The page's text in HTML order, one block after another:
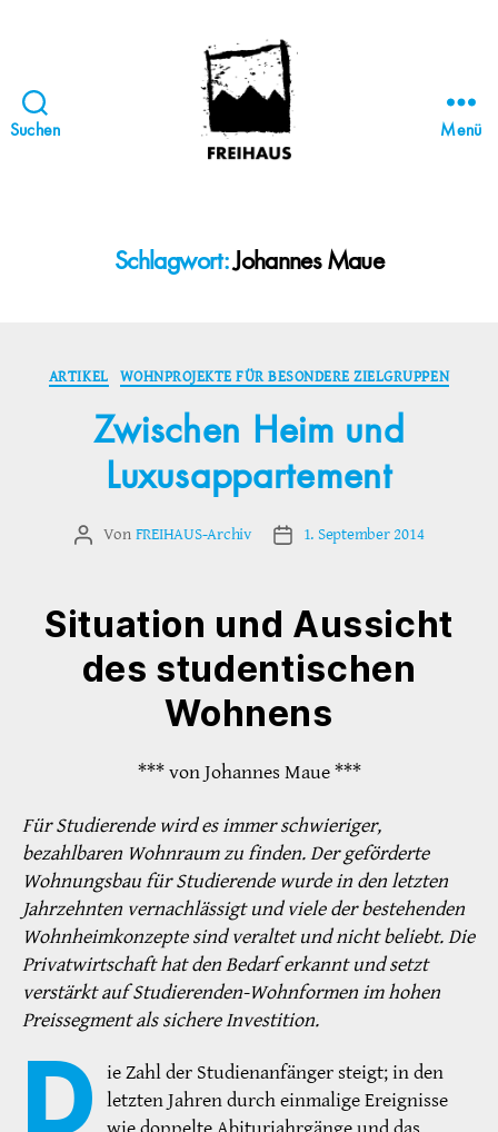
Suchen
STATTBAU
HAMBURG
Menü
Schlagwort: Johannes Maue
Kategorien
ARTIKEL WOHNPROJEKTE FÜR BESONDERE ZIELGRUPPEN
Zwischen Heim und
Luxusappartement
Beitragsautor
Von FREIHAUS-Archiv Veröffentlichungsdatum
1. September 2014
Situation und Aussicht
des studentischen
Wohnens
*** von Johannes Maue ***
Für Studierende wird es immer schwieriger,
bezahlbaren Wohnraum zu finden. Der geförderte
Wohnungsbau für Studierende wurde in den letzten
Jahrzehnten vernachlässigt und viele der bestehenden
Wohnheimkonzepte sind veraltet und nicht beliebt. Die
Privatwirtschaft hat den Bedarf erkannt und setzt
verstärkt auf Studierenden-Wohnformen im hohen
Preissegment als sichere Investition.
D ie Zahl der Studienanfänger steigt; in den
letzten Jahren durch einmalige Ereignisse